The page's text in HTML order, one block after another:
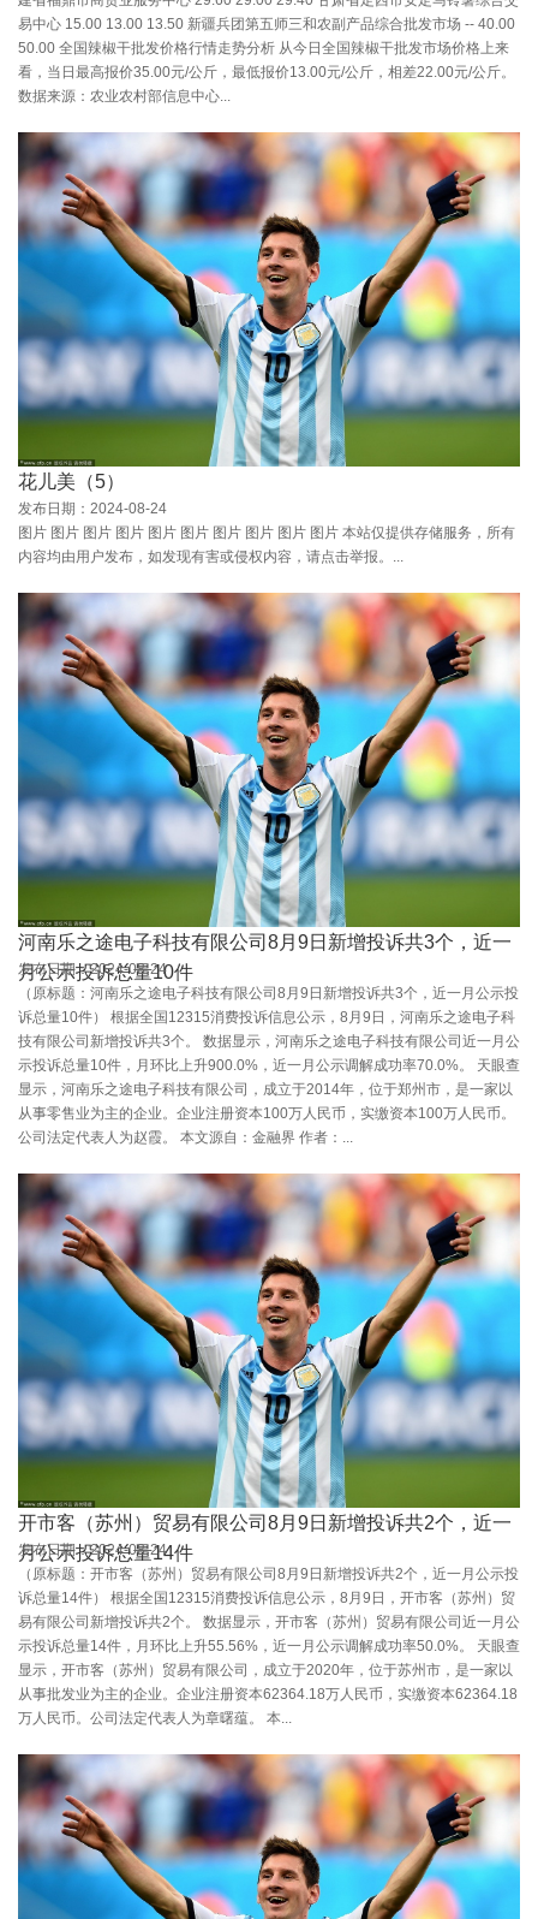
易中心 15.00 13.00 13.50 新疆兵团第五师三和农副产品综合批发市场 -- 40.00
50.00 全国辣椒干批发价格行情走势分析 从今日全国辣椒干批发市场价格上来
看，当日最高报价35.00元/公斤，最低报价13.00元/公斤，相差22.00元/公斤。
数据来源：农业农村部信息中心...
花儿美（5）
发布日期：2024-08-24
图片 图片 图片 图片 图片 图片 图片 图片 图片 图片 本站仅提供存储服务，所有
内容均由用户发布，如发现有害或侵权内容，请点击举报。...
河南乐之途电子科技有限公司8月9日新增投诉共3个，近一
月公示投诉总量10件
发布日期：2024-08-24
（原标题：河南乐之途电子科技有限公司8月9日新增投诉共3个，近一月公示投
诉总量10件） 根据全国12315消费投诉信息公示，8月9日，河南乐之途电子科
技有限公司新增投诉共3个。 数据显示，河南乐之途电子科技有限公司近一月公
示投诉总量10件，月环比上升900.0%，近一月公示调解成功率70.0%。 天眼查
显示，河南乐之途电子科技有限公司，成立于2014年，位于郑州市，是一家以
从事零售业为主的企业。企业注册资本100万人民币，实缴资本100万人民币。
公司法定代表人为赵霞。 本文源自：金融界 作者：...
开市客（苏州）贸易有限公司8月9日新增投诉共2个，近一
月公示投诉总量14件
发布日期：2024-08-24
（原标题：开市客（苏州）贸易有限公司8月9日新增投诉共2个，近一月公示投
诉总量14件） 根据全国12315消费投诉信息公示，8月9日，开市客（苏州）贸
易有限公司新增投诉共2个。 数据显示，开市客（苏州）贸易有限公司近一月公
示投诉总量14件，月环比上升55.56%，近一月公示调解成功率50.0%。 天眼查
显示，开市客（苏州）贸易有限公司，成立于2020年，位于苏州市，是一家以
从事批发业为主的企业。企业注册资本62364.18万人民币，实缴资本62364.18
万人民币。公司法定代表人为章曙蕴。 本...